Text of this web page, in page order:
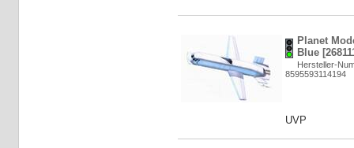
Planet
Blue
Hersteller-
8595593114194
UVP